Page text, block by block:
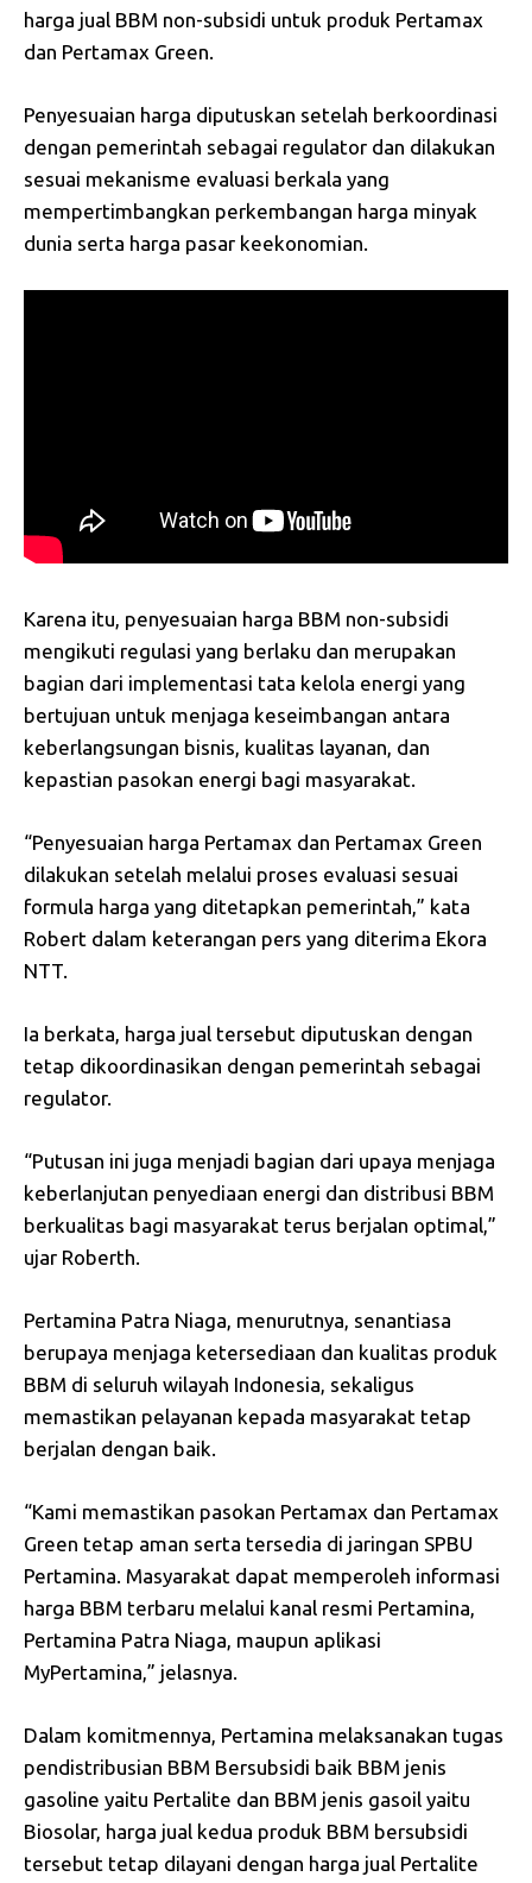
harga jual BBM non-subsidi untuk produk Pertamax
dan Pertamax Green.
Penyesuaian harga diputuskan setelah berkoordinasi
dengan pemerintah sebagai regulator dan dilakukan
sesuai mekanisme evaluasi berkala yang
mempertimbangkan perkembangan harga minyak
dunia serta harga pasar keekonomian.
Karena itu, penyesuaian harga BBM non-subsidi
mengikuti regulasi yang berlaku dan merupakan
bagian dari implementasi tata kelola energi yang
bertujuan untuk menjaga keseimbangan antara
keberlangsungan bisnis, kualitas layanan, dan
kepastian pasokan energi bagi masyarakat.
“Penyesuaian harga Pertamax dan Pertamax Green
dilakukan setelah melalui proses evaluasi sesuai
formula harga yang ditetapkan pemerintah,” kata
Robert dalam keterangan pers yang diterima Ekora
NTT.
Ia berkata, harga jual tersebut diputuskan dengan
tetap dikoordinasikan dengan pemerintah sebagai
regulator.
“Putusan ini juga menjadi bagian dari upaya menjaga
keberlanjutan penyediaan energi dan distribusi BBM
berkualitas bagi masyarakat terus berjalan optimal,”
ujar Roberth.
Pertamina Patra Niaga, menurutnya, senantiasa
berupaya menjaga ketersediaan dan kualitas produk
BBM di seluruh wilayah Indonesia, sekaligus
memastikan pelayanan kepada masyarakat tetap
berjalan dengan baik.
“Kami memastikan pasokan Pertamax dan Pertamax
Green tetap aman serta tersedia di jaringan SPBU
Pertamina. Masyarakat dapat memperoleh informasi
harga BBM terbaru melalui kanal resmi Pertamina,
Pertamina Patra Niaga, maupun aplikasi
MyPertamina,” jelasnya.
Dalam komitmennya, Pertamina melaksanakan tugas
pendistribusian BBM Bersubsidi baik BBM jenis
gasoline yaitu Pertalite dan BBM jenis gasoil yaitu
Biosolar, harga jual kedua produk BBM bersubsidi
tersebut tetap dilayani dengan harga jual Pertalite